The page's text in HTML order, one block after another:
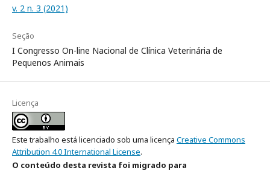
v. 2 n. 3 (2021)
Seção
I Congresso On-line Nacional de Clínica Veterinária de
Pequenos Animais
Licença
Este trabalho está licenciado sob uma licença Creative Commons
Attribution 4.0 International License.
O conteúdo desta revista foi migrado para